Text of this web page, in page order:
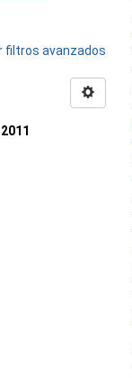
filtros avanzados
2011